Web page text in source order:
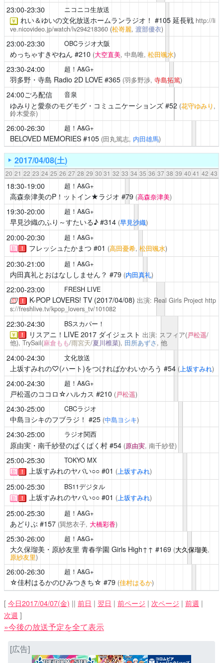
23:00-23:30 ニコニコ生放送
￥ れい＆ゆいの文化放送ホームランラジオ！ #105 延長戦 http://li
ve.nicovideo.jp/watch/lv294218360 (松嵜麗, 渡部優衣)
23:00-23:30 OBCラジオ大阪
めっちゃすきやねん #210 (大空直美, 中島唯, 松田颯水)
23:30-24:00 超！A&G+
羽多野・寺島 Radio 2D LOVE#365 (羽多野渉, 寺島拓篤)
24:00ごろ配信 音泉
ゆみりと愛奈のモグモグ・コミュニケーションズ#52 (花守ゆみり ,
鈴木愛奈)
26:00-26:30 超！A&G+
BELOVED MEMORIES#105 (田丸篤志, 内田雄馬)
2017/04/08(土)
20 21 22 23 24 25 26 27 28 29 30 31 32 33 34 35 36 37 38 39 40 41 42 43
18:30-19:00 超！A&G+
高森奈津美のP！ットイン★ラジオ #79 (高森奈津美)
19:30-20:00 超！A&G+
早見沙織のふり～すたいる♪#314 (早見沙織)
20:00-20:30 超！A&G+
新 ！ フレッシュたかまつ #01 (高田憂希, 松田颯水)
20:30-21:00 超！A&G+
内田真礼とおはなししません？ #79 (内田真礼)
22:00-23:00 FRESH LIVE
！ K-POP LOVERS! TV (2017/04/08) 出演: Real Girls Project http
s://freshlive.tv/kpop_lovers_tv/101082
22:30-24:30 BSスカパー！
￥ ！ リスアニ！LIVE 2017 ダイジェスト 出演: スフィア(戸松遥/
他), TrySail(麻倉もも/雨宮天/夏川椎菜), 田所あずさ, 他
24:00-24:30 文化放送
上坂すみれの♡(ハート)をつければかわいかろう #54 (上坂すみれ)
24:00-24:30 超！A&G+
戸松遥のココロ☆ハルカス #210 (戸松遥)
24:30-25:00 CBCラジオ
中島ヨシキのフブラジ！ #25 (中島ヨシキ)
24:30-25:00 ラジオ関西
原由実・南千紗登のぱくぱく村#54 (原由実, 南千紗登)
25:00-25:30 TOKYO MX
新 ！ 上坂すみれのヤバい○○#01 (上坂すみれ)
25:00-25:30 BS11デジタル
新 ！ 上坂すみれのヤバい○○#01 (上坂すみれ)
25:00-25:30 超！A&G+
あどりぶ #157 (巽悠衣子, 大橋彩香)
25:30-26:00 超！A&G+
大久保瑠美・原紗友里 青春学園 Girls High↑↑ #169 (大久保瑠美,
原紗友里)
26:00-26:30 超！A&G+
☆佳村はるかのひみつきち☆ #79 (佳村はるか)
[ 今日2017/04/07(金) || 前日 | 翌日 | 前ページ | 次ページ | 前週 |
次週 ]
»今後の放送予定を全て表示
[広告]